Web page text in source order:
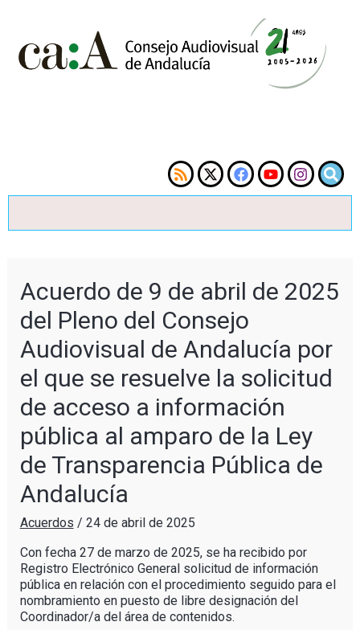
Acuerdo de 9 de abril de 2025
del Pleno del Consejo
Audiovisual de Andalucía por
el que se resuelve la solicitud
de acceso a información
pública al amparo de la Ley
de Transparencia Pública de
Andalucía
Acuerdos / 24 de abril de 2025
Con fecha 27 de marzo de 2025, se ha recibido por
Registro Electrónico General solicitud de información
pública en relación con el procedimiento seguido para el
nombramiento en puesto de libre designación del
Coordinador/a del área de contenidos.